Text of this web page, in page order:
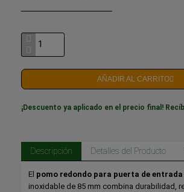
AÑADIR AL CARRITO
¡Descuento ya aplicado en el precio final!
Descripción Detalles del Producto
El pomo redondo para puerta de entrada
inoxidable de 85 mm combina durabilidad,